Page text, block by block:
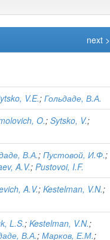
next >
V.E.; Гольдаде, В.А.
O.; Sytsko, V.;
В.А.; Пустовой, И.Ф.;
A.V.; Pustovoi, I.F.
A.V.; Kestelman, V.N.;
L.S.; Kestelman, V.N.;
В.А.; Марков, Е.М.;